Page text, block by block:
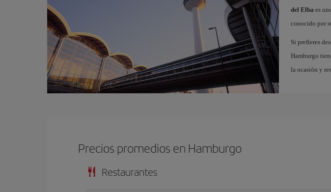
del Elba es
conocido por
Si prefieres
Hamburgo
la ocasión y
Precios promedios en Hamburgo
Restaurantes